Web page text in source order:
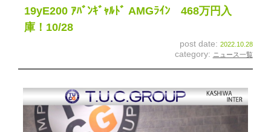
全国納車 特別作業
注文販売
スタッフ紹介
会社概要
19yE200 ｱﾊﾞﾝｷﾞｬﾙﾄﾞ AMGﾗｲﾝ 468万円入
庫！10/28
post date: 2022.10.28
category: ニュース一覧